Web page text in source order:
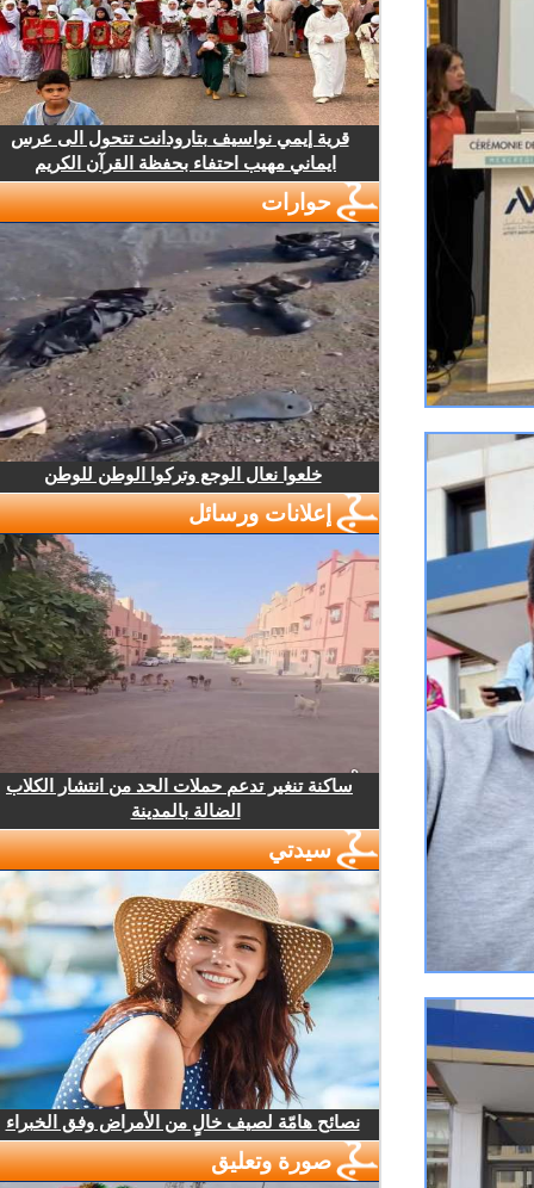
قرية إيمي نواسيف بتارودانت تتحول الى عرس
ايماني مهيب احتفاء بحفظة القرآن الكريم
حوارات
خلعوا نعال الوجع وتركوا الوطن للوطن
إعلانات ورسائل
ساكنة تنغير تدعم حملات الحد من انتشار الكلاب
الضالة بالمدينة
سيدتي
نصائح هامّة لصيف خالٍ من الأمراض وفق الخبراء
صورة وتعليق